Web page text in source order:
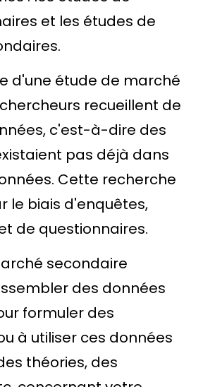
et les études de
d'une étude de marché
recueillent de
c'est-à-dire des
pas déjà dans
Cette recherche
le biais d'enquêtes,
de questionnaires.
secondaire
des données
formuler des
à utiliser ces données
théories, des